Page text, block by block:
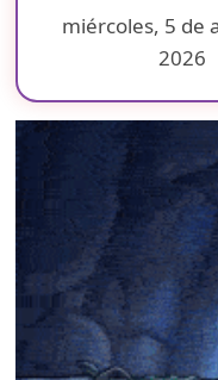
miércoles, 5 de
2026
❄
❄
❄
❄
❄